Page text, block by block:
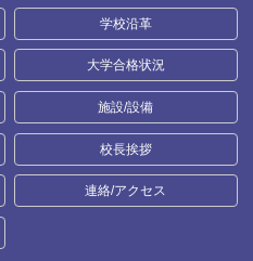
学校沿革
大学合格状況
施設/設備
校長挨拶
連絡/アクセス